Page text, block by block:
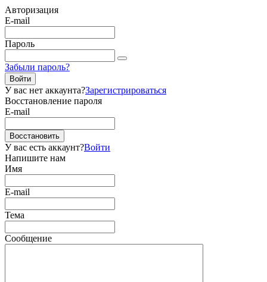
Авторизация
E-mail
Пароль
Забыли пароль?
Войти
У вас нет аккаунта?Зарегистрироваться
Восстановление пароля
E-mail
Восстановить
У вас есть аккаунт?Войти
Напишите нам
Имя
E-mail
Тема
Сообщение